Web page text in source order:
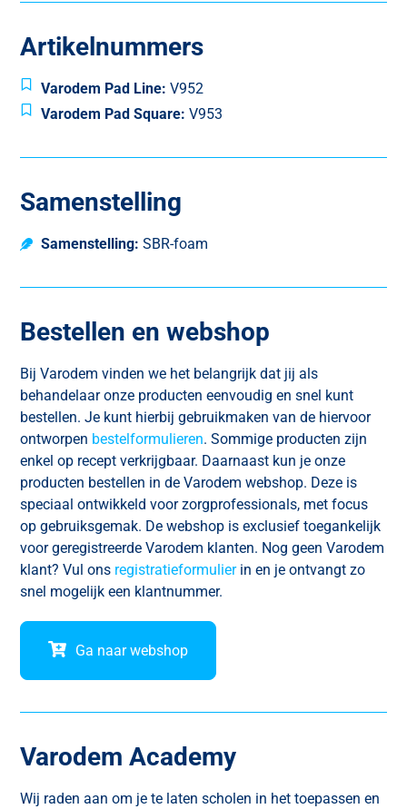
Artikelnummers
Varodem Pad Line: V952
Varodem Pad Square: V953
Samenstelling
Samenstelling: SBR-foam
Bestellen en webshop
Bij Varodem vinden we het belangrijk dat jij als
behandelaar onze producten eenvoudig en snel kunt
bestellen. Je kunt hierbij gebruikmaken van de hiervoor
ontworpen bestelformulieren. Sommige producten zijn
enkel op recept verkrijgbaar. Daarnaast kun je onze
producten bestellen in de Varodem webshop. Deze is
speciaal ontwikkeld voor zorgprofessionals, met focus
op gebruiksgemak. De webshop is exclusief toegankelijk
voor geregistreerde Varodem klanten. Nog geen Varodem
klant? Vul ons registratieformulierin en je ontvangt zo
snel mogelijk een klantnummer.
Ga naar webshop
Varodem Academy
Wij raden aan om je te laten scholen in het toepassen en